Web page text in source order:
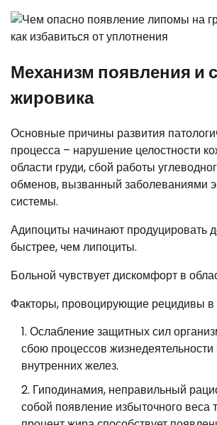
Механизм появления и
жировика
Основные причины развития
процесса – нарушение целостности
области груди, сбой работы
обменов, вызванный заболеваниями
системы.
Адипоциты начинают продуцировать
быстрее, чем липоциты.
Больной чувствует дискомфорт в
Факторы, провоцирующие рецидивы в
Ослабление защитных сил
сбою процессов жизнедеятельности
внутренних желез.
Гиподинамия, неправильный
собой появление избыточного веса